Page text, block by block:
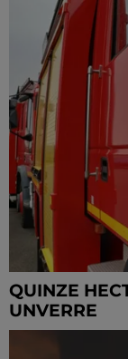
QUINZE
UNVERRE